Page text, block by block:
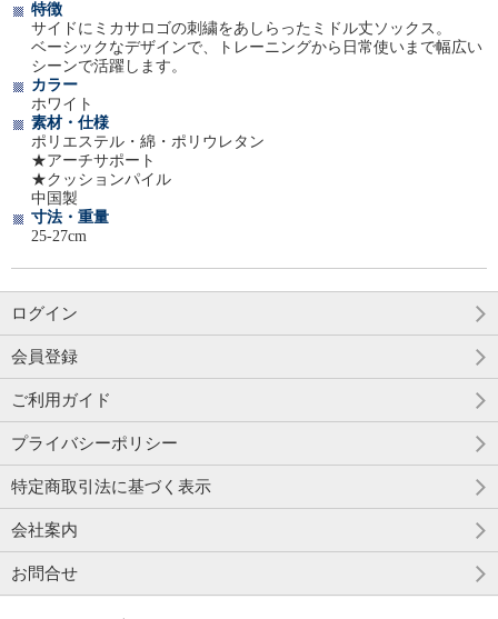
特徴
サイドにミカサロゴの刺繍をあしらったミドル丈ソックス。
ベーシックなデザインで、トレーニングから日常使いまで幅広い
シーンで活躍します。
カラー
ホワイト
素材・仕様
ポリエステル・綿・ポリウレタン
★アーチサポート
★クッションパイル
中国製
寸法・重量
25-27cm
ログイン
会員登録
ご利用ガイド
プライバシーポリシー
特定商取引法に基づく表示
会社案内
お問合せ